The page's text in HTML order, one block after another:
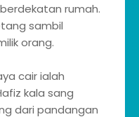
rumah.
sambil
orang.
cair ialah
kala sang
dari pandangan